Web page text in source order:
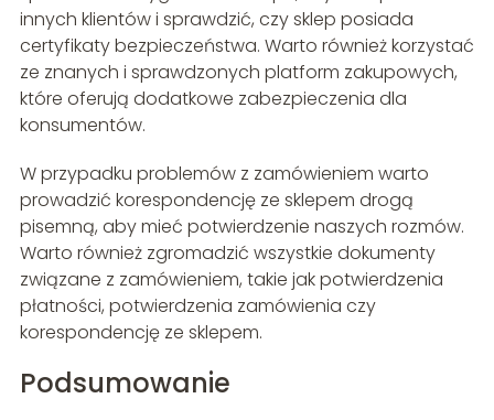
innych klientów i sprawdzić, czy sklep posiada
certyfikaty bezpieczeństwa. Warto również korzystać
ze znanych i sprawdzonych platform zakupowych,
które oferują dodatkowe zabezpieczenia dla
konsumentów.
W przypadku problemów z zamówieniem warto
prowadzić korespondencję ze sklepem drogą
pisemną, aby mieć potwierdzenie naszych rozmów.
Warto również zgromadzić wszystkie dokumenty
związane z zamówieniem, takie jak potwierdzenia
płatności, potwierdzenia zamówienia czy
korespondencję ze sklepem.
Podsumowanie